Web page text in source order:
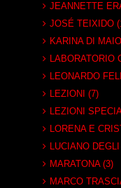
JEANNETTE
JOSÉ TEIXIDO
KARINA DI
LABORATORIO
LEONARDO
LEZIONI (7)
LEZIONI
LORENA E
LUCIANO
MARATONA (3)
MARCO